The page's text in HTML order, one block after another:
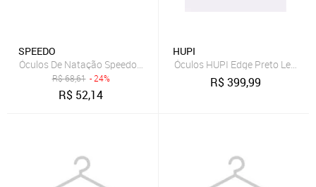
SPEEDO
Óculos De Natação Speedo Izy One Azul/Azul Azul
R$68,61 - 24%
R$ 52,14
HUPI
Óculos HUPI Edge Preto Lente
R$399,99